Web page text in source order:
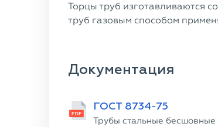
Торцы труб изготавливаются
труб газовым способом
Документация
ГОСТ 8734-75
Трубы стальные